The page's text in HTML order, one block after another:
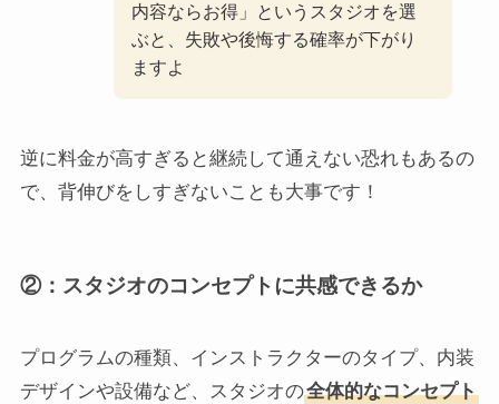
内容ならお得」というスタジオを選
ぶと、失敗や後悔する確率が下がり
ますよ
逆に料金が高すぎると継続して通えない恐れもあるの
で、背伸びをしすぎないことも大事です！
②：スタジオのコンセプトに共感できるか
プログラムの種類、インストラクターのタイプ、内装
デザインや設備など、スタジオの全体的なコンセプト